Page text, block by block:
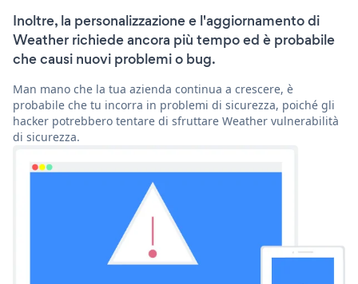
Inoltre, la personalizzazione e l'aggiornamento di
Weather richiede ancora più tempo ed è probabile
che causi nuovi problemi o bug.
Man mano che la tua azienda continua a crescere, è
probabile che tu incorra in problemi di sicurezza, poiché gli
hacker potrebbero tentare di sfruttare Weather vulnerabilità
di sicurezza.